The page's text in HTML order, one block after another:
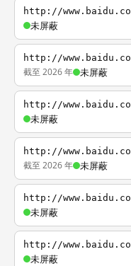
http://
未屏蔽
http://
截至 2026 年 未屏蔽
http://
未屏蔽
http://
截至 2026 年 未屏蔽
http://
未屏蔽
http://
未屏蔽